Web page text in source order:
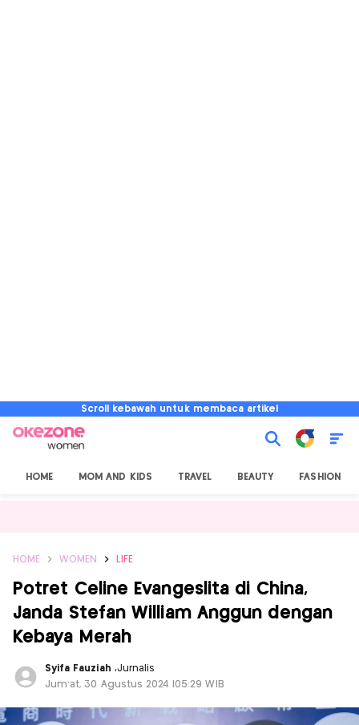
Scroll kebawah untuk membaca artikel
HOME MOM AND KIDS TRAVEL BEAUTY FASHION
HOME WOMEN LIFE
Potret Celine Evangeslita di China,
Janda Stefan William Anggun dengan
Kebaya Merah
Syifa Fauziah ,Jurnalis
Jum'at, 30 Agustus 2024 |05:29 WIB